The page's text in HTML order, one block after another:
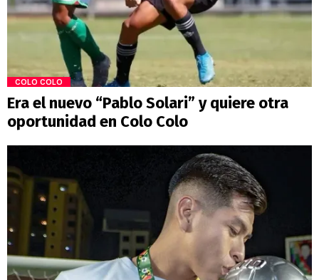
COLO COLO
Era el nuevo “Pablo Solari” y quiere otra
oportunidad en Colo Colo